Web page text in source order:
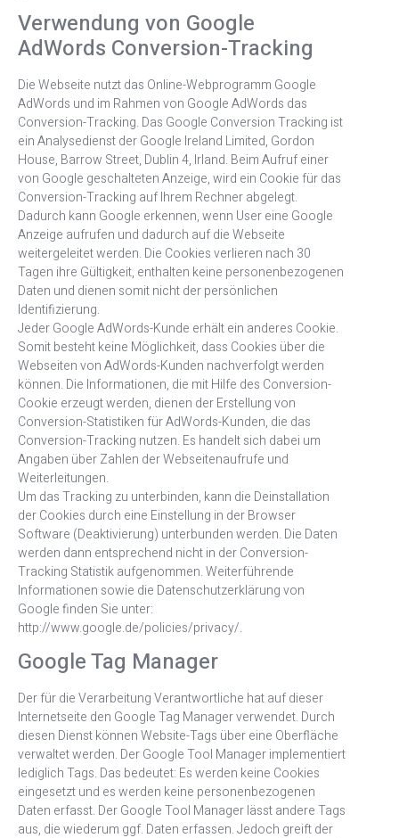
Verwendung von Google
AdWords Conversion-Tracking
Die Webseite nutzt das Online-Webprogramm Google
AdWords und im Rahmen von Google AdWords das
Conversion-Tracking. Das Google Conversion Tracking ist
ein Analysedienst der Google Ireland Limited, Gordon
House, Barrow Street, Dublin 4, Irland. Beim Aufruf einer
von Google geschalteten Anzeige, wird ein Cookie für das
Conversion-Tracking auf Ihrem Rechner abgelegt.
Dadurch kann Google erkennen, wenn User eine Google
Anzeige aufrufen und dadurch auf die Webseite
weitergeleitet werden. Die Cookies verlieren nach 30
Tagen ihre Gültigkeit, enthalten keine personenbezogenen
Daten und dienen somit nicht der persönlichen
Identifizierung.
Jeder Google AdWords-Kunde erhält ein anderes Cookie.
Somit besteht keine Möglichkeit, dass Cookies über die
Webseiten von AdWords-Kunden nachverfolgt werden
können. Die Informationen, die mit Hilfe des Conversion-
Cookie erzeugt werden, dienen der Erstellung von
Conversion-Statistiken für AdWords-Kunden, die das
Conversion-Tracking nutzen. Es handelt sich dabei um
Angaben über Zahlen der Webseitenaufrufe und
Weiterleitungen.
Um das Tracking zu unterbinden, kann die Deinstallation
der Cookies durch eine Einstellung in der Browser
Software (Deaktivierung) unterbunden werden. Die Daten
werden dann entsprechend nicht in der Conversion-
Tracking Statistik aufgenommen. Weiterführende
Informationen sowie die Datenschutzerklärung von
Google finden Sie unter:
http://www.google.de/policies/privacy/.
Google Tag Manager
Der für die Verarbeitung Verantwortliche hat auf dieser
Internetseite den Google Tag Manager verwendet. Durch
diesen Dienst können Website-Tags über eine Oberfläche
verwaltet werden. Der Google Tool Manager implementiert
lediglich Tags. Das bedeutet: Es werden keine Cookies
eingesetzt und es werden keine personenbezogenen
Daten erfasst. Der Google Tool Manager lässt andere Tags
aus, die wiederum ggf. Daten erfassen. Jedoch greift der